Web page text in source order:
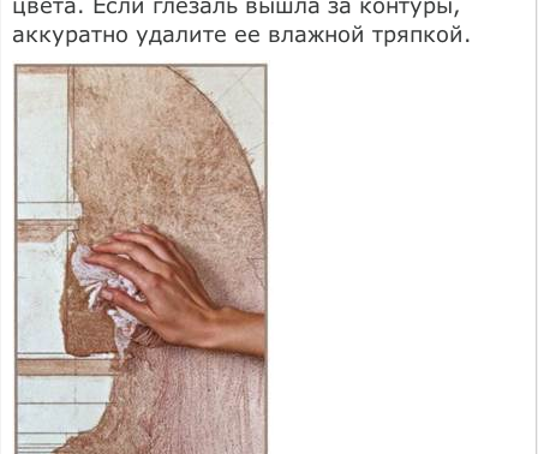
аккуратно удалите ее влажной тряпкой.